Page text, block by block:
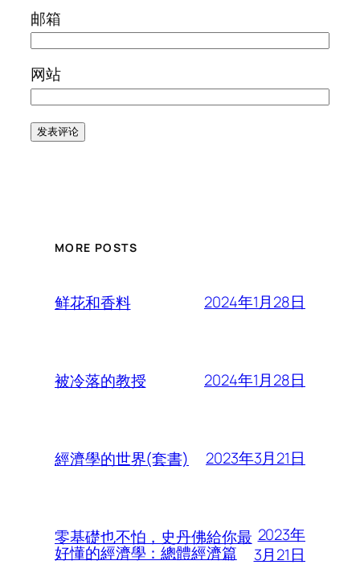
邮箱
网站
MORE POSTS
鲜花和香料 2024年1月28日
被冷落的教授 2024年1月28日
經濟學的世界(套書) 2023年3月21日
零基礎也不怕，史丹佛給你最
好懂的經濟學：總體經濟篇
2023年
3月21日